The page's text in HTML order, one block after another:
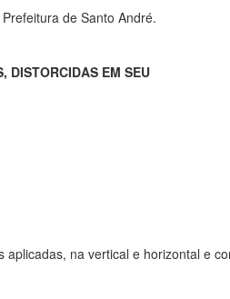
de Santo André.
DISTORCIDAS EM SEU
na vertical e horizontal e